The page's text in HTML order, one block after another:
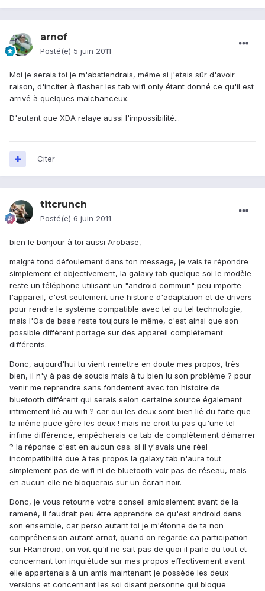
arnof
Posté(e) 5 juin 2011
Moi je serais toi je m'abstiendrais, même si j'etais sûr d'avoir
raison, d'inciter à flasher les tab wifi only étant donné ce qu'il est
arrivé à quelques malchanceux.
D'autant que XDA relaye aussi l'impossibilité...
Citer
titcrunch
Posté(e) 6 juin 2011
bien le bonjour à toi aussi Arobase,
malgré tond défoulement dans ton message, je vais te répondre
simplement et objectivement, la galaxy tab quelque soi le modèle
reste un téléphone utilisant un "android commun" peu importe
l'appareil, c'est seulement une histoire d'adaptation et de drivers
pour rendre le système compatible avec tel ou tel technologie,
mais l'Os de base reste toujours le même, c'est ainsi que son
possible différent portage sur des appareil complètement
différents.
Donc, aujourd'hui tu vient remettre en doute mes propos, très
bien, il n'y à pas de soucis mais à tu bien lu son problème ? pour
venir me reprendre sans fondement avec ton histoire de
bluetooth différent qui serais selon certaine source également
intimement lié au wifi ? car oui les deux sont bien lié du faite que
la même puce gère les deux ! mais ne croit tu pas qu'une tel
infime différence, empêcherais ca tab de complètement démarrer
? la réponse c'est en aucun cas. si il y'avais une réel
incompatibilité due à tes propos la galaxy tab n'aura tout
simplement pas de wifi ni de bluetooth voir pas de réseau, mais
en aucun elle ne bloquerais sur un écran noir.
Donc, je vous retourne votre conseil amicalement avant de la
ramené, il faudrait peu être apprendre ce qu'est android dans
son ensemble, car perso autant toi je m'étonne de ta non
compréhension autant arnof, quand on regarde ca participation
sur FRandroid, on voit qu'il ne sait pas de quoi il parle du tout et
concernant ton inquiétude sur mes propos effectivement avant
elle appartenais à un amis maintenant je possède les deux
versions et concernant les soi disant personne qui bloque